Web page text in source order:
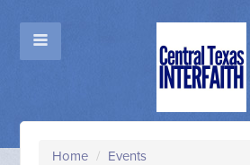
Home / Events